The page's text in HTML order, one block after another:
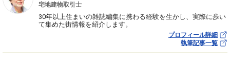
宅地建物取引士
30年以上住まいの雑誌編集に携わる経験を生かし、実際に歩い
て集めた街情報を紹介します。
プロフィール詳細
執筆記事一覧